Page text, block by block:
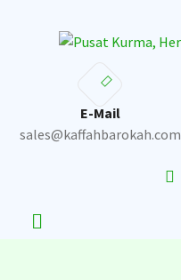
E-Mail
sales@kaffahbarokah.com